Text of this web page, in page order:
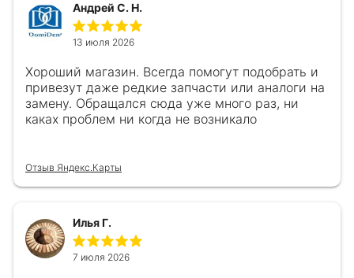
Андрей С. Н.
13 июля 2026
Хороший магазин. Всегда помогут подобрать и
привезут даже редкие запчасти или аналоги на
замену. Обращался сюда уже много раз, ни
каках проблем ни когда не возникало
Отзыв Яндекс.Карты
Илья Г.
7 июля 2026